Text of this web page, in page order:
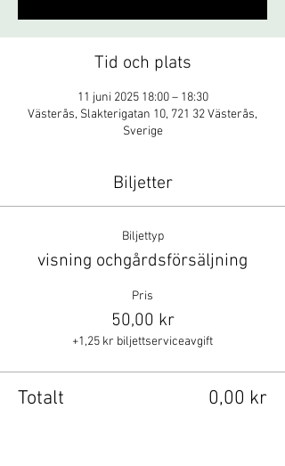
Tid och plats
11 juni 2025 18:00 – 18:30
Västerås, Slakterigatan 10, 721 32 Västerås,
Sverige
Biljetter
Biljettyp
visning ochgårdsförsäljning
Pris
50,00 kr
+1,25 kr biljettserviceavgift
Totalt 0,00 kr